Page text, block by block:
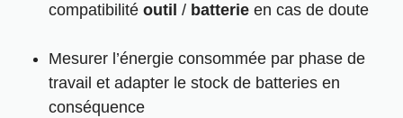
compatibilité outil / batterie en cas de doute
Mesurer l’énergie consommée par phase de
travail et adapter le stock de batteries en
conséquence